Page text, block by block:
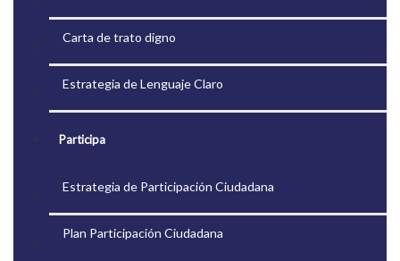
Carta de trato digno
Estrategia de Lenguaje Claro
Participa
Estrategia de Participación Ciudadana
Plan Participación Ciudadana